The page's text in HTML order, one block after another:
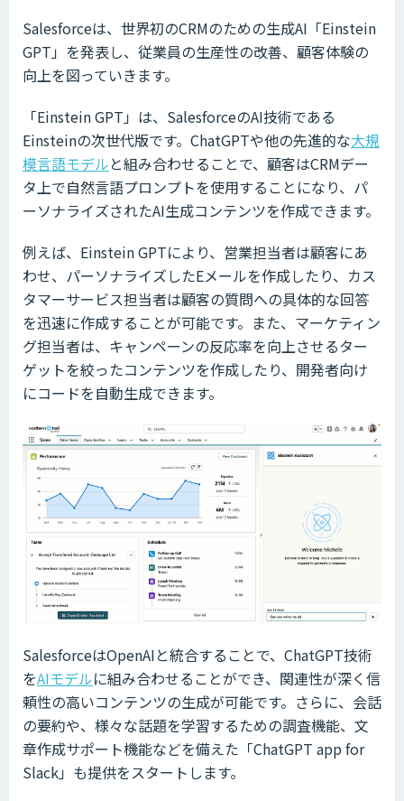
Salesforceは、世界初のCRMのための生成AI「Einstein
GPT」を発表し、従業員の生産性の改善、顧客体験の
向上を図っていきます。
「Einstein GPT」は、SalesforceのAI技術である
Einsteinの次世代版です。ChatGPTや他の先進的な大規
模言語モデルと組み合わせることで、顧客はCRMデー
タ上で自然言語プロンプトを使用することになり、パ
ーソナライズされたAI生成コンテンツを作成できます。
例えば、Einstein GPTにより、営業担当者は顧客にあ
わせ、パーソナライズしたEメールを作成したり、カス
タマーサービス担当者は顧客の質問への具体的な回答
を迅速に作成することが可能です。また、マーケティン
グ担当者は、キャンペーンの反応率を向上させるター
ゲットを絞ったコンテンツを作成したり、開発者向け
にコードを自動生成できます。
SalesforceはOpenAIと統合することで、ChatGPT技術
をAIモデルに組み合わせることができ、関連性が深く信
頼性の高いコンテンツの生成が可能です。さらに、会話
の要約や、様々な話題を学習するための調査機能、文
章作成サポート機能などを備えた「ChatGPT app for
Slack」も提供をスタートします。